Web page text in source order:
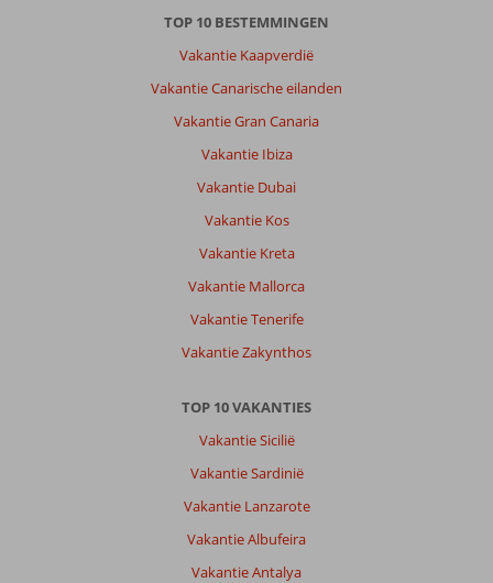
TOP 10 BESTEMMINGEN
Vakantie Kaapverdië
Vakantie Canarische eilanden
Vakantie Gran Canaria
Vakantie Ibiza
Vakantie Dubai
Vakantie Kos
Vakantie Kreta
Vakantie Mallorca
Vakantie Tenerife
Vakantie Zakynthos
TOP 10 VAKANTIES
Vakantie Sicilië
Vakantie Sardinië
Vakantie Lanzarote
Vakantie Albufeira
Vakantie Antalya